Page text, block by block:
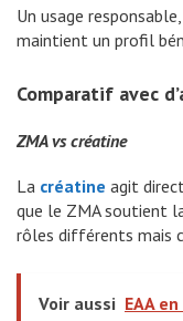
Un usage
maintient un profil
Comparatif avec
ZMA vs créatine
La créatine agit
que le ZMA soutient
rôles différents mais
Voir aussi EAA